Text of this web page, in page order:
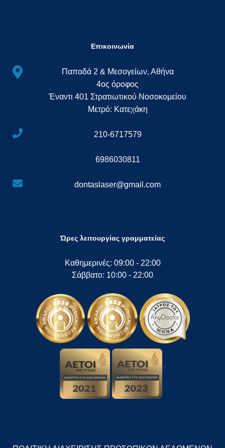
Επικοινωνία
Παπαδά 2 & Μεσογείων, Αθήνα
4ος όροφος
Έναντι 401 Στρατιωτικού Νοσοκομείου
Μετρό: Κατεχάκη
210-6717579
6986030811
dontaslaser@gmail.com
Ώρες λειτουργίας γραμματείας
Καθημερινές: 09:00 - 22:00
Σάββατο: 10:00 - 22:00
"